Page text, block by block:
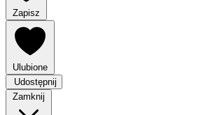
Zapisz
Ulubione
Udostępnij
Zamknij